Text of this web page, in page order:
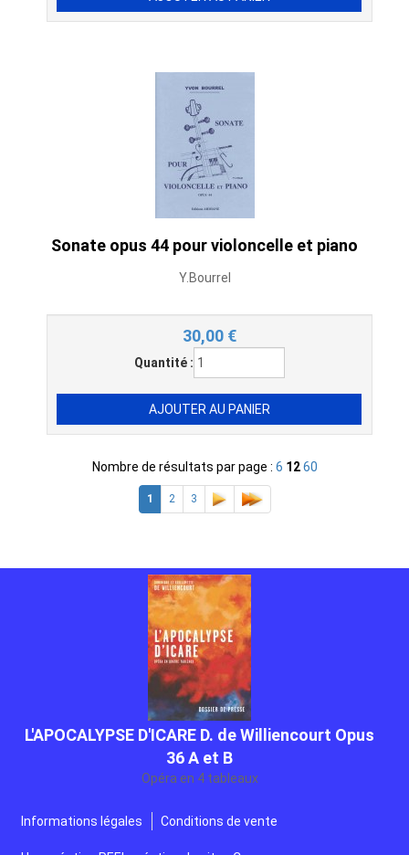
Sonate opus 44 pour violoncelle et piano
Y.Bourrel
30,00 €
Quantité :
Nombre de résultats par page : 6 12 60
1 2 3
L'APOCALYPSE D'ICARE D. de Williencourt Opus
36 A et B
Opéra en 4 tableaux
Gratuit
Informations légales Conditions de vente